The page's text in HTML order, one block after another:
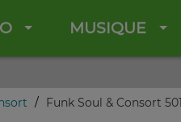
MUSIQUE
Funk Soul & Consort